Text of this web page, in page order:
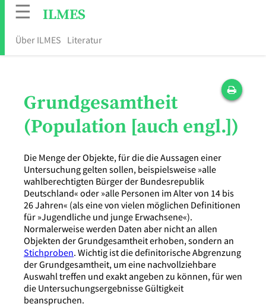
☰ ILMES
Über ILMES Literatur
Grundgesamtheit
(Population [auch engl.])
Die Menge der Objekte, für die die Aussagen einer
Untersuchung gelten sollen, beispielsweise »alle
wahlberechtigten Bürger der Bundesrepublik
Deutschland« oder »alle Personen im Alter von 14 bis
26 Jahren« (als eine von vielen möglichen Definitionen
für »Jugendliche und junge Erwachsene«).
Normalerweise werden Daten aber nicht an allen
Objekten der Grundgesamtheit erhoben, sondern an
Stichproben. Wichtig ist die definitorische Abgrenzung
der Grundgesamtheit, um eine nachvollziehbare
Auswahl treffen und exakt angeben zu können, für wen
die Untersuchungsergebnisse Gültigkeit
beanspruchen.